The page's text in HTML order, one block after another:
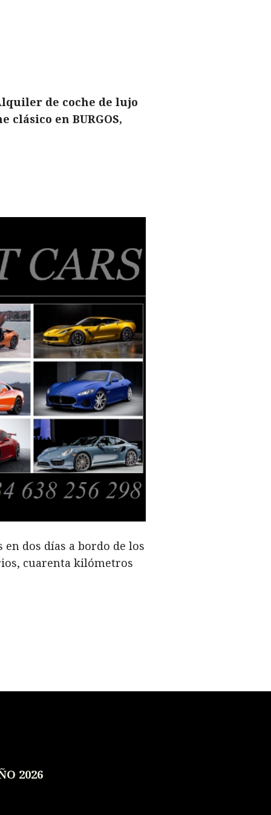
de coche de lujo
clásico en BURGOS,
dos días a bordo de los
cuarenta kilómetros
2026